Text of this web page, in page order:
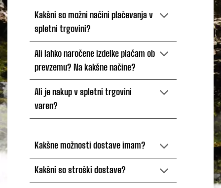
Kakšni so možni načini plačevanja v
spletni trgovini?
Ali lahko naročene izdelke plačam ob
prevzemu? Na kakšne načine?
Ali je nakup v spletni trgovini
varen?
Kakšne možnosti dostave imam?
Kakšni so stroški dostave?